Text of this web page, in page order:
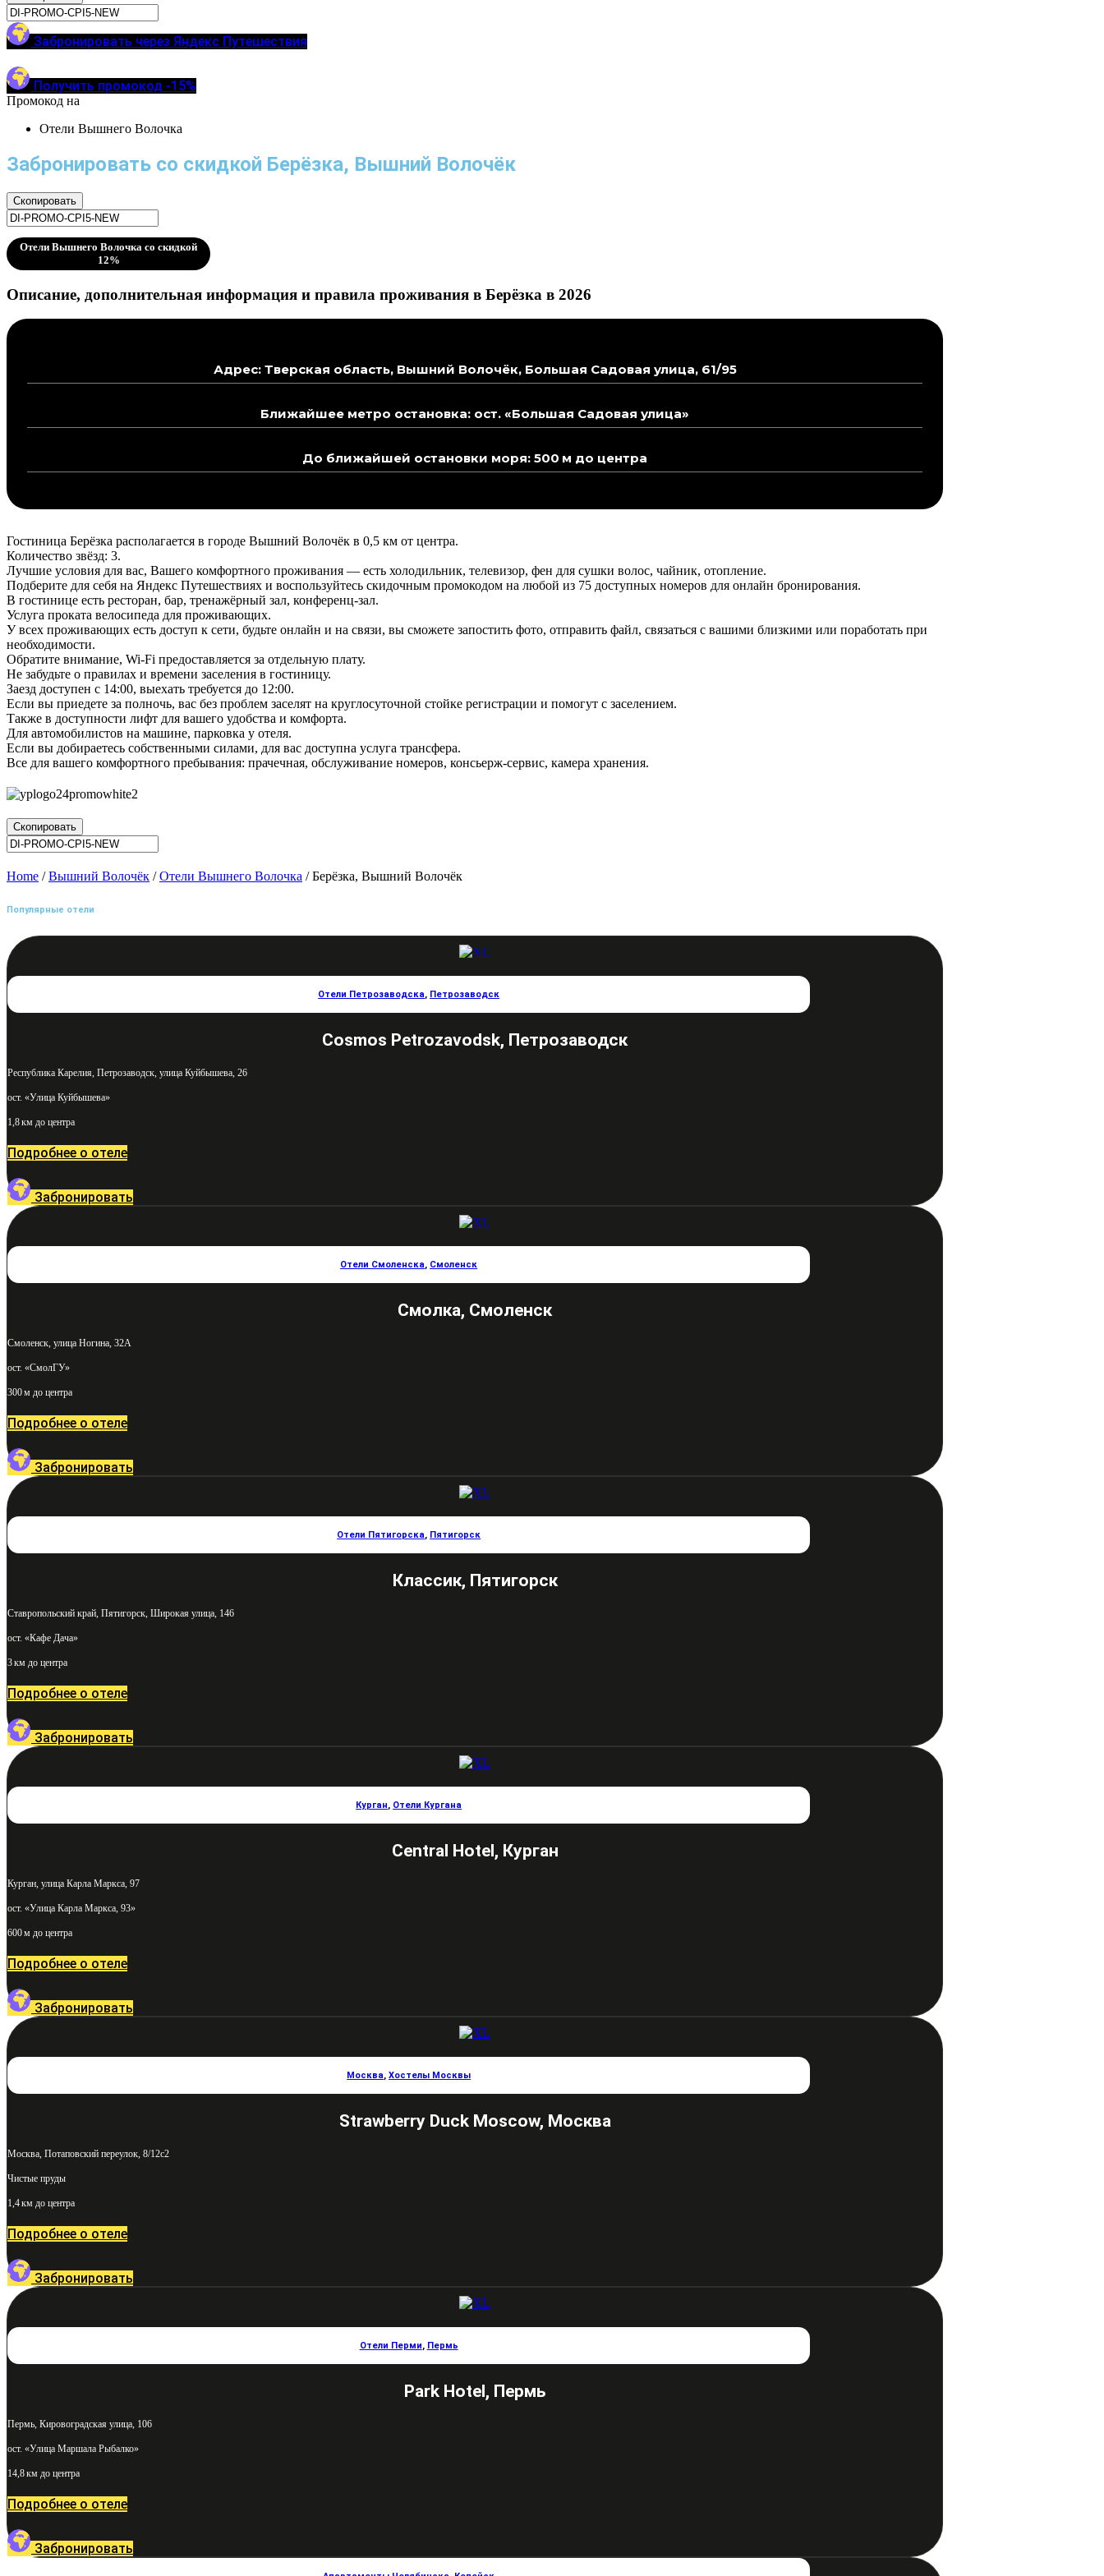
Забронировать через Яндекс Путешествия
Получить промокод -15%
Промокод на
Отели Вышнего Волочка
Забронировать со скидкой Берёзка, Вышний Волочёк
Скопировать
Отели Вышнего Волочка со скидкой
12%
Описание, дополнительная информация и правила проживания в Берёзка в 2026
Адрес: Тверская область, Вышний Волочёк, Большая Садовая улица, 61/95
Ближайшее метро остановка: ост. «Большая Садовая улица»
До ближайшей остановки моря: 500 м до центра
Гостиница Берёзка располагается в городе Вышний Волочёк в 0,5 км от центра.
Количество звёзд: 3.
Лучшие условия для вас, Вашего комфортного проживания — есть холодильник, телевизор, фен для сушки волос, чайник, отопление.
Подберите для себя на Яндекс Путешествиях и воспользуйтесь скидочным промокодом на любой из 75 доступных номеров для онлайн бронирования.
В гостинице есть ресторан, бар, тренажёрный зал, конференц-зал.
Услуга проката велосипеда для проживающих.
У всех проживающих есть доступ к сети, будьте онлайн и на связи, вы сможете запостить фото, отправить файл, связаться с вашими близкими или поработать при
необходимости.
Обратите внимание, Wi-Fi предоставляется за отдельную плату.
Не забудьте о правилах и времени заселения в гостиницу.
Заезд доступен с 14:00, выехать требуется до 12:00.
Если вы приедете за полночь, вас без проблем заселят на круглосуточной стойке регистрации и помогут с заселением.
Также в доступности лифт для вашего удобства и комфорта.
Для автомобилистов на машине, парковка у отеля.
Если вы добираетесь собственными силами, для вас доступна услуга трансфера.
Все для вашего комфортного пребывания: прачечная, обслуживание номеров, консьерж-сервис, камера хранения.
Скопировать
Home /Вышний Волочёк /Отели Вышнего Волочка / Берёзка, Вышний Волочёк
Популярные отели
Отели Петрозаводска, Петрозаводск
Cosmos Petrozavodsk, Петрозаводск
Республика Карелия, Петрозаводск, улица Куйбышева, 26
ост. «Улица Куйбышева»
1,8 км до центра
Подробнее о отеле
Забронировать
Отели Смоленска, Смоленск
Смолка, Смоленск
Смоленск, улица Ногина, 32А
ост. «СмолГУ»
300 м до центра
Подробнее о отеле
Забронировать
Отели Пятигорска, Пятигорск
Классик, Пятигорск
Ставропольский край, Пятигорск, Широкая улица, 146
ост. «Кафе Дача»
3 км до центра
Подробнее о отеле
Забронировать
Курган, Отели Кургана
Central Hotel, Курган
Курган, улица Карла Маркса, 97
ост. «Улица Карла Маркса, 93»
600 м до центра
Подробнее о отеле
Забронировать
Москва,Хостелы Москвы
Strawberry Duck Moscow, Москва
Москва, Потаповский переулок, 8/12с2
Чистые пруды
1,4 км до центра
Подробнее о отеле
Забронировать
Отели Перми, Пермь
Park Hotel, Пермь
Пермь, Кировоградская улица, 106
ост. «Улица Маршала Рыбалко»
14,8 км до центра
Подробнее о отеле
Забронировать